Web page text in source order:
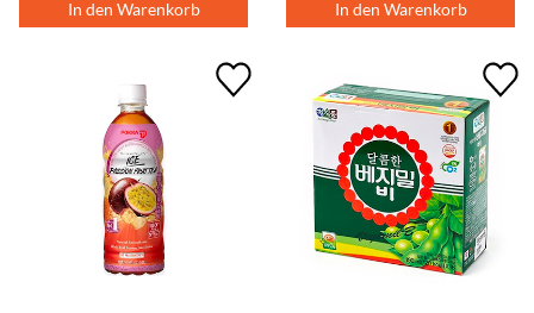
In den Warenkorb In den Warenkorb